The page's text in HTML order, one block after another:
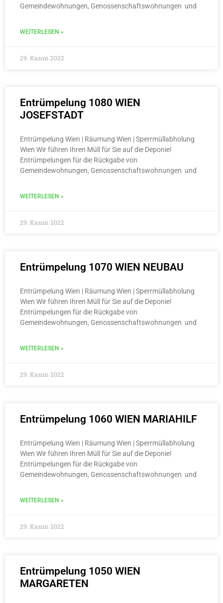
Gemeindewohnungen, Genossenschaftswohnungen und
WEITERLESEN »
29. Kasım 2022
Entrümpelung 1080 WIEN
JOSEFSTADT
Entrümpelung Wien | Räumung Wien | Sperrmüllabholung
Wien Wir führen Ihren Müll für Sie auf die Deponie!
Entrümpelungen für die Rückgabe von
Gemeindewohnungen, Genossenschaftswohnungen und
WEITERLESEN »
29. Kasım 2022
Entrümpelung 1070 WIEN NEUBAU
Entrümpelung Wien | Räumung Wien | Sperrmüllabholung
Wien Wir führen Ihren Müll für Sie auf die Deponie!
Entrümpelungen für die Rückgabe von
Gemeindewohnungen, Genossenschaftswohnungen und
WEITERLESEN »
29. Kasım 2022
Entrümpelung 1060 WIEN MARIAHILF
Entrümpelung Wien | Räumung Wien | Sperrmüllabholung
Wien Wir führen Ihren Müll für Sie auf die Deponie!
Entrümpelungen für die Rückgabe von
Gemeindewohnungen, Genossenschaftswohnungen und
WEITERLESEN »
29. Kasım 2022
Entrümpelung 1050 WIEN
MARGARETEN